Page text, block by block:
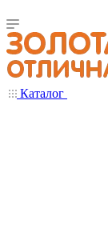
Каталог